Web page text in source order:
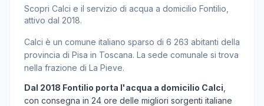
Scopri Calci e il servizio di acqua a domicilio Fontilio,
attivo dal 2018.
Calci è un comune italiano sparso di 6 263 abitanti della
provincia di Pisa in Toscana. La sede comunale si trova
nella frazione di La Pieve.
Dal 2018 Fontilio porta l'acqua a domicilio Calci
con consegna in 24 ore delle migliori sorgenti italiane